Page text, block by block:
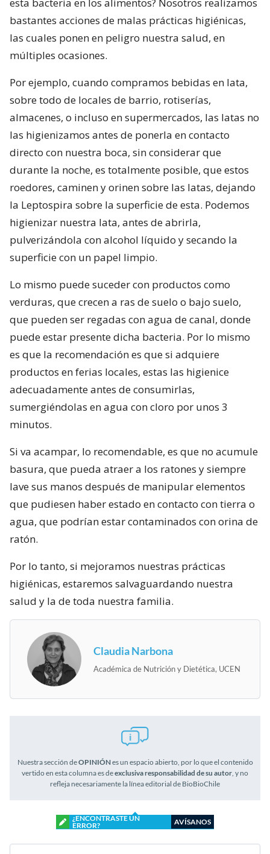
bastantes acciones de malas prácticas higiénicas,
las cuales ponen en peligro nuestra salud, en
múltiples ocasiones.
Por ejemplo, cuando compramos bebidas en lata,
sobre todo de locales de barrio, rotiserías,
almacenes, o incluso en supermercados, las latas no
las higienizamos antes de ponerla en contacto
directo con nuestra boca, sin considerar que
durante la noche, es totalmente posible, que estos
roedores, caminen y orinen sobre las latas, dejando
la Leptospira sobre la superficie de esta. Podemos
higienizar nuestra lata, antes de abrirla,
pulverizándola con alcohol líquido y secando la
superficie con un papel limpio.
Lo mismo puede suceder con productos como
verduras, que crecen a ras de suelo o bajo suelo,
que pueden ser regadas con agua de canal, donde
puede estar presente dicha bacteria. Por lo mismo
es que la recomendación es que si adquiere
productos en ferias locales, estas las higienice
adecuadamente antes de consumirlas,
sumergiéndolas en agua con cloro por unos 3
minutos.
Si va acampar, lo recomendable, es que no acumule
basura, que pueda atraer a los ratones y siempre
lave sus manos después de manipular elementos
que pudiesen haber estado en contacto con tierra o
agua, que podrían estar contaminados con orina de
ratón.
Por lo tanto, si mejoramos nuestras prácticas
higiénicas, estaremos salvaguardando nuestra
salud y la de toda nuestra familia.
Claudia Narbona
Académica de Nutrición y Dietética, UCEN
Nuestra sección deOPINIÓNes un espacio abierto, por lo que el contenido
vertido en esta columna es deexclusiva responsabilidad de su autor , y no
refleja necesariamente la línea editorial de BioBioChile
¿ENCONTRASTE UN
ERROR?
AVÍSANOS